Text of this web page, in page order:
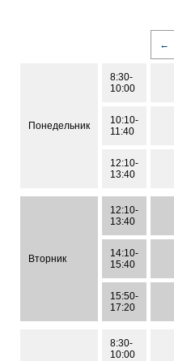
←
Понедельник
8:30-
10:00
10:10-
11:40
12:10-
13:40
Вторник
12:10-
13:40
14:10-
15:40
15:50-
17:20
8:30-
10:00